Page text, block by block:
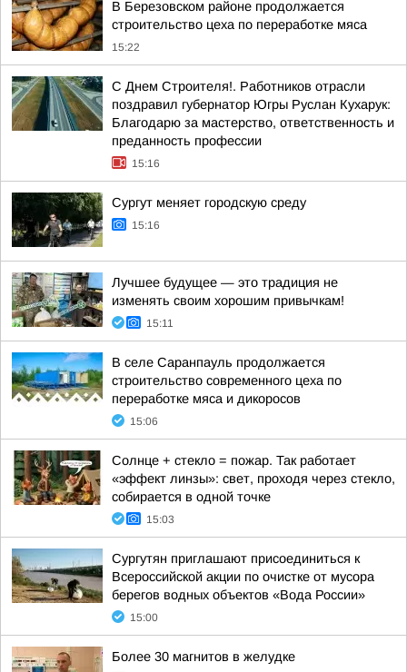
В Березовском районе продолжается
строительство цеха по переработке мяса
15:22
С Днем Строителя!. Работников отрасли
поздравил губернатор Югры Руслан Кухарук:
Благодарю за мастерство, ответственность и
преданность профессии
15:16
Сургут меняет городскую среду
15:16
Лучшее будущее — это традиция не
изменять своим хорошим привычкам!
15:11
В селе Саранпауль продолжается
строительство современного цеха по
переработке мяса и дикоросов
15:06
Солнце + стекло = пожар. Так работает
«эффект линзы»: свет, проходя через стекло,
собирается в одной точке
15:03
Сургутян приглашают присоединиться к
Всероссийской акции по очистке от мусора
берегов водных объектов «Вода России»
15:00
Более 30 магнитов в желудке